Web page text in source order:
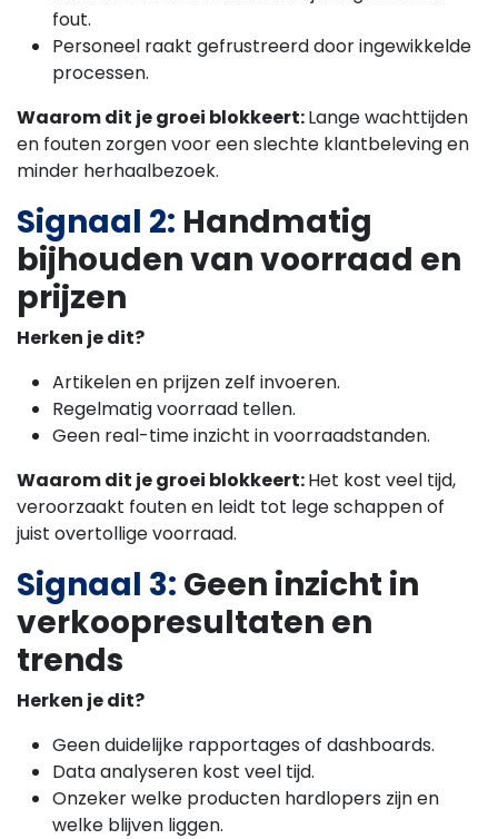
fout.
Personeel raakt gefrustreerd door ingewikkelde
processen.
Waarom dit je groei blokkeert:Lange wachttijden
en fouten zorgen voor een slechte klantbeleving en
minder herhaalbezoek.
Signaal 2: Handmatig
bijhouden van voorraad en
prijzen
Herken je dit?
Artikelen en prijzen zelf invoeren.
Regelmatig voorraad tellen.
Geen real-time inzicht in voorraadstanden.
Waarom dit je groei blokkeert:Het kost veel tijd,
veroorzaakt fouten en leidt tot lege schappen of
juist overtollige voorraad.
Signaal 3: Geen inzicht in
verkoopresultaten en
trends
Herken je dit?
Geen duidelijke rapportages of dashboards.
Data analyseren kost veel tijd.
Onzeker welke producten hardlopers zijn en
welke blijven liggen.